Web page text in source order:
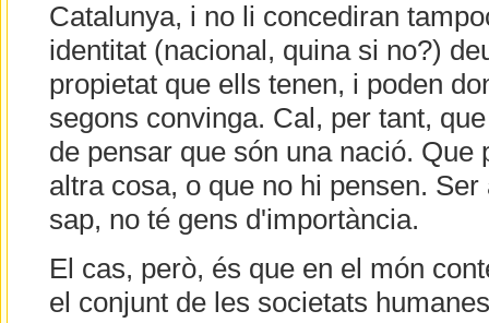
Catalunya, i no li concediran
identitat (nacional, quina si no?)
propietat que ells tenen, i poden
segons convinga. Cal, per tant,
de pensar que són una nació. Que
altra cosa, o que no hi pensen.
sap, no té gens d'importància.
El cas, però, és que en el món
el conjunt de les societats